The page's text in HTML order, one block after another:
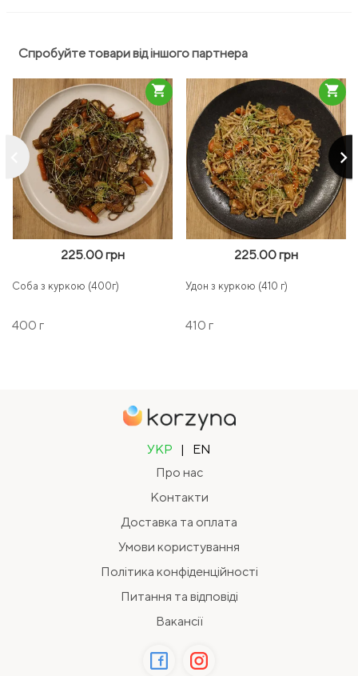
Спробуйте товари від іншого партнера
keyboard_arrow_right
225.00 грн
Соба з куркою (400г)
400 г
shopping_cart
225.00 грн
Удон з куркою (410 г)
410 г
shopping_cart
УКР |
EN
Про нас
Контакти
Доставка та оплата
Умови користування
Політика конфіденційності
Питання та відповіді
Вакансії